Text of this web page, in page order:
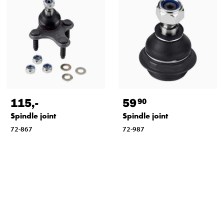
115,-
Spindle joint
72-867
5990
Spindle joint
72-987